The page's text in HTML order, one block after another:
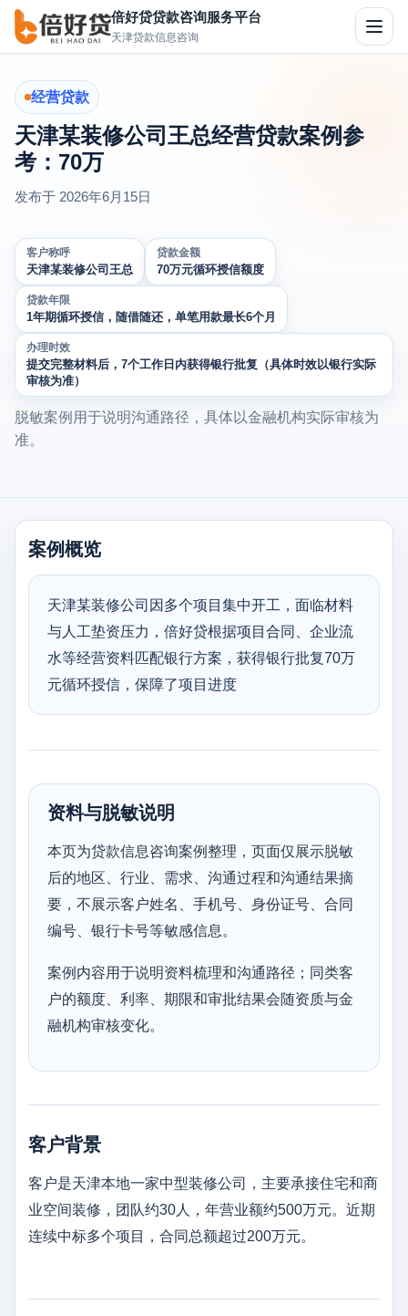
倍好贷贷款咨询服务平台
天津贷款信息咨询
切
换
经营贷款
天津某装修公司王总经营贷款案例参
考：70万
发布于 2026年6月15日
客户称呼
天津某装修公司王总
贷款金额
70万元循环授信额度
贷款年限
1年期循环授信，随借随还，单笔用款最长6个月
办理时效
提交完整材料后，7个工作日内获得银行批复（具体时效以银行实际
审核为准）
脱敏案例用于说明沟通路径，具体以金融机构实际审核为
准。
案例概览
天津某装修公司因多个项目集中开工，面临材料
与人工垫资压力，倍好贷根据项目合同、企业流
水等经营资料匹配银行方案，获得银行批复70万
元循环授信，保障了项目进度
资料与脱敏说明
本页为贷款信息咨询案例整理，页面仅展示脱敏
后的地区、行业、需求、沟通过程和沟通结果摘
要，不展示客户姓名、手机号、身份证号、合同
编号、银行卡号等敏感信息。
案例内容用于说明资料梳理和沟通路径；同类客
户的额度、利率、期限和审批结果会随资质与金
融机构审核变化。
客户背景
客户是天津本地一家中型装修公司，主要承接住宅和商
业空间装修，团队约30人，年营业额约500万元。近期
连续中标多个项目，合同总额超过200万元。